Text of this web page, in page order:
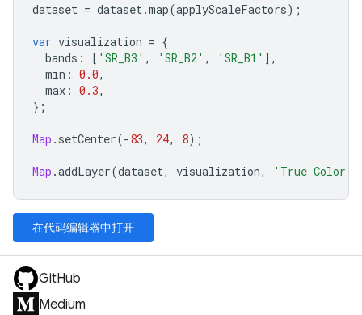
dataset = dataset.map(applyScaleFactors);
var visualization = {
bands : [ 'SR_B3' , 'SR_B2' , 'SR_B1' ],
min : 0.0,
max : 0.3,
};
Map . setCenter(-83, 24, 8);
Map .addLayer(dataset, visualization, 'True Color
在代码编辑器中打开
GitHub
Medium